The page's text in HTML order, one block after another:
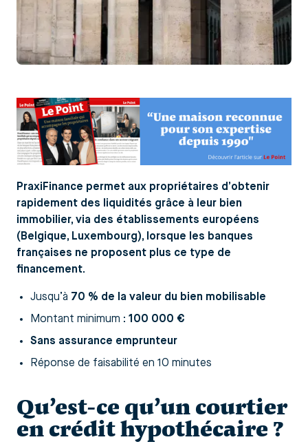
PraxiFinance permet aux propriétaires d’obtenir
rapidement des liquidités grâce à leur bien
immobilier, via des établissements européens
(Belgique, Luxembourg), lorsque les banques
françaises ne proposent plus ce type de
financement.
Jusqu’à 70 % de la valeur du bien mobilisable
Montant minimum : 100 000 €
Sans assurance emprunteur
Réponse de faisabilité en 10 minutes
Qu’est-ce qu’un courtier
en crédit hypothécaire ?